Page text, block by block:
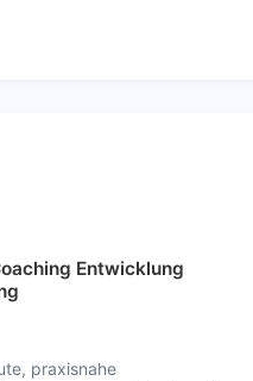
Entwicklung
praxisnahe